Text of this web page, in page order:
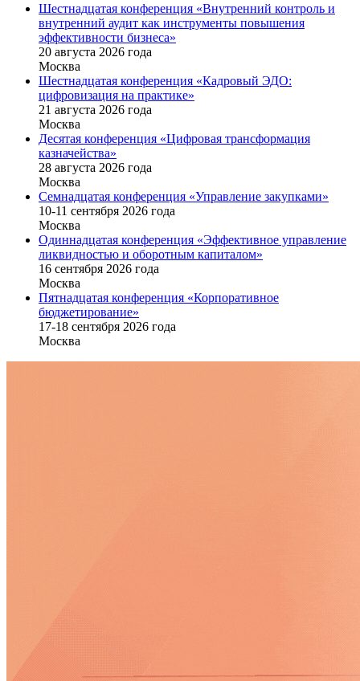
Шестнадцатая конференция «Внутренний контроль и
внутренний аудит как инструменты повышения
эффективности бизнеса»
20 августа 2026 года
Москва
Шестнадцатая конференция «Кадровый ЭДО:
цифровизация на практике»
21 августа 2026 года
Москва
Десятая конференция «Цифровая трансформация
казначейства»
28 августа 2026 года
Москва
Семнадцатая конференция «Управление закупками»
10-11 сентября 2026 года
Москва
Одиннадцатая конференция «Эффективное управление
ликвидностью и оборотным капиталом»
16 cентября 2026 года
Москва
Пятнадцатая конференция «Корпоративное
бюджетирование»
17-18 сентября 2026 года
Москва